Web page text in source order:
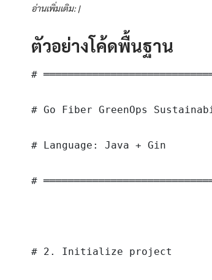
อ่านเพิ่มเติม: |
ตัวอย่างโค้ดพื้นฐาน
#
# Go Fiber GreenOps
# Language: Java + Gin
#
# 2. Initialize project